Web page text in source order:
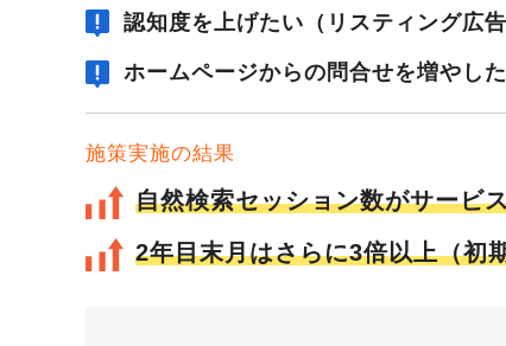
認知度を上げたい（リスティング広
ホームページからの問合せを増やし
施策実施の結果
自然検索セッション数がサービ
2年目末月はさらに3倍以上（初